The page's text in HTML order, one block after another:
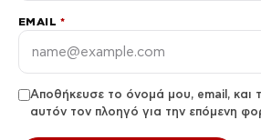
EMAIL *
Αποθήκευσε το όνομά μου, email, και
αυτόν τον πλοηγό για την επόμενη